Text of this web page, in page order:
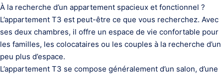
À la recherche d’un appartement spacieux et fonctionnel ?
L’appartement T3 est peut-être ce que vous recherchez. Avec
ses deux chambres, il offre un espace de vie confortable pour
les familles, les colocataires ou les couples à la recherche d’un
peu plus d’espace.
L’appartement T3 se compose généralement d’un salon, d’une